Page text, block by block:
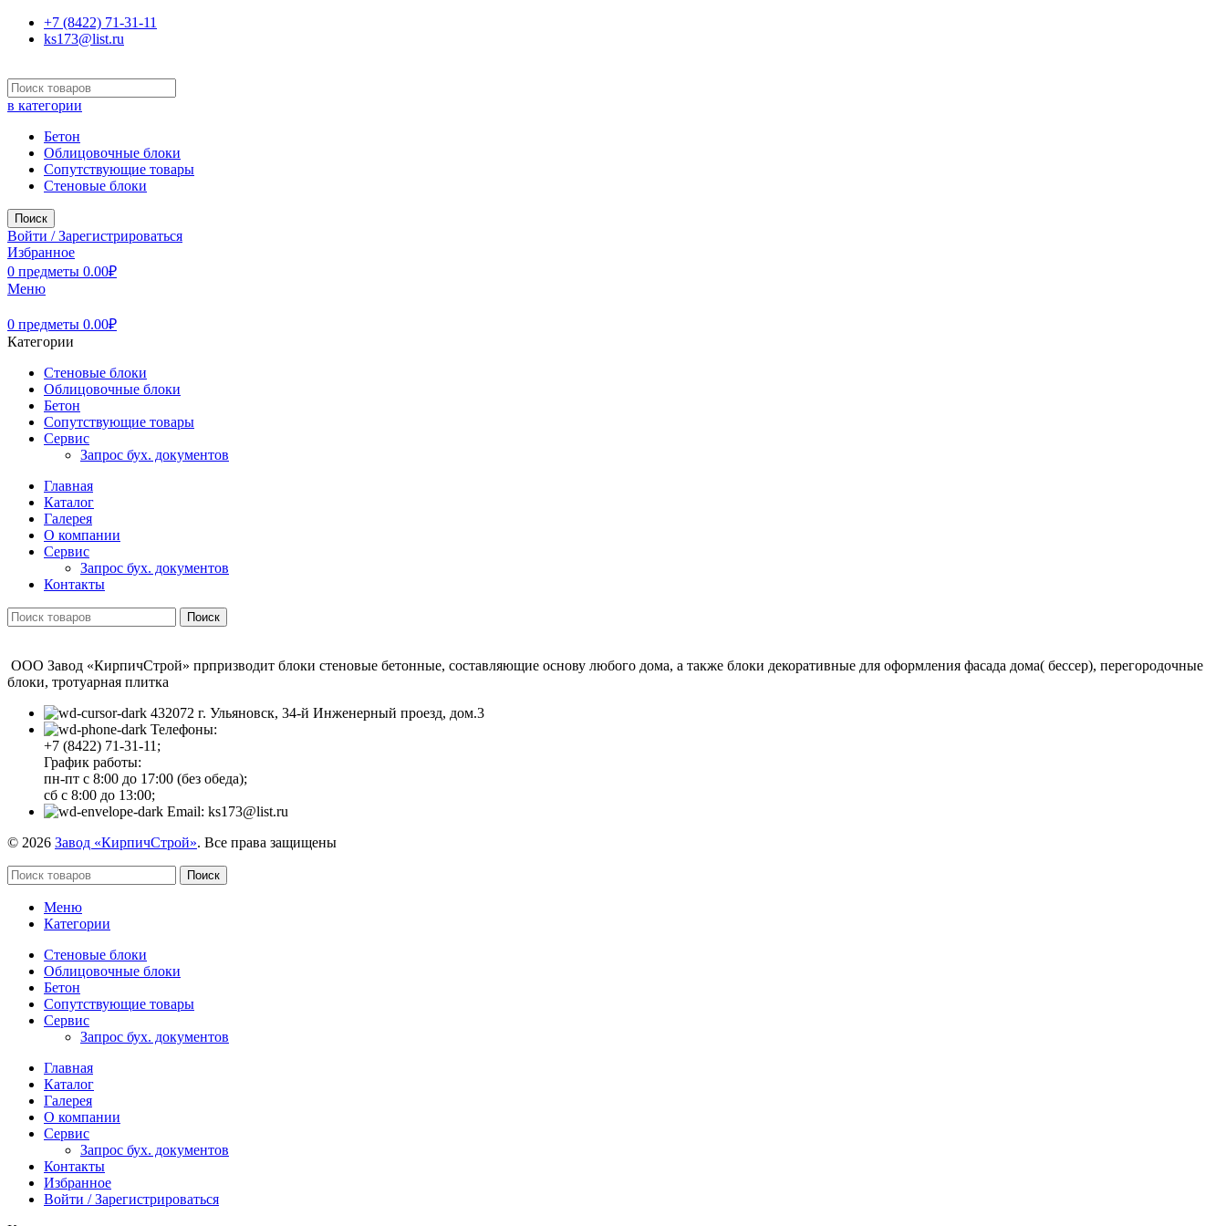
+7 (8422) 71-31-11
ks173@list.ru
в категории
Бетон
Облицовочные блоки
Сопутствующие товары
Стеновые блоки
Поиск
Войти / Зарегистрироваться
Избранное
0 предметы 0.00₽
Меню
0 предметы 0.00₽
Категории
Стеновые блоки
Облицовочные блоки
Бетон
Сопутствующие товары
Сервис
Запрос бух. документов
Главная
Каталог
Галерея
О компании
Сервис
Запрос бух. документов
Контакты
Поиск
ООО Завод «КирпичСтрой» прпризводит блоки стеновые бетонные, составляющие основу любого дома, а также блоки декоративные для оформления фасада дома( бессер), перегородочные
блоки, тротуарная плитка
432072 г. Ульяновск, 34-й Инженерный проезд, дом.3
Телефоны:
+7 (8422) 71-31-11;
График работы:
пн-пт с 8:00 до 17:00 (без обеда);
сб с 8:00 до 13:00;
Email: ks173@list.ru
© 2026 Завод «КирпичСтрой». Все права защищены
Поиск
Меню
Категории
Стеновые блоки
Облицовочные блоки
Бетон
Сопутствующие товары
Сервис
Запрос бух. документов
Главная
Каталог
Галерея
О компании
Сервис
Запрос бух. документов
Контакты
Избранное
Войти / Зарегистрироваться